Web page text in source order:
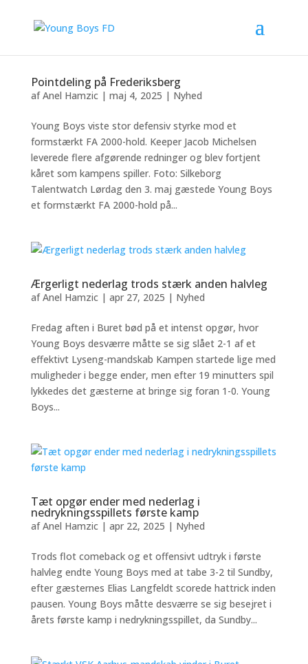
Pointdeling på Frederiksberg
afAnel Hamzic| maj 4, 2025 | Nyhed
Young Boys viste stor defensiv styrke mod et
formstærkt FA 2000-hold. Keeper Jacob Michelsen
leverede flere afgørende redninger og blev fortjent
kåret som kampens spiller. Foto: Silkeborg
Talentwatch Lørdag den 3. maj gæstede Young Boys
et formstærkt FA 2000-hold på...
Ærgerligt nederlag trods stærk anden halvleg
afAnel Hamzic| apr 27, 2025 | Nyhed
Fredag aften i Buret bød på et intenst opgør, hvor
Young Boys desværre måtte se sig slået 2-1 af et
effektivt Lyseng-mandskab Kampen startede lige med
muligheder i begge ender, men efter 19 minutters spil
lykkedes det gæsterne at bringe sig foran 1-0. Young
Boys...
Tæt opgør ender med nederlag i
nedrykningsspillets første kamp
afAnel Hamzic| apr 22, 2025 | Nyhed
Trods flot comeback og et offensivt udtryk i første
halvleg endte Young Boys med at tabe 3-2 til Sundby,
efter gæsternes Elias Langfeldt scorede hattrick inden
pausen. Young Boys måtte desværre se sig besejret i
årets første kamp i nedrykningsspillet, da Sundby...